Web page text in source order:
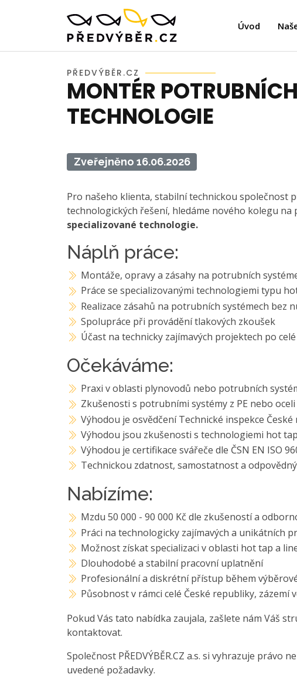
Úvod
PŘEDVÝBĚR.CZ
MONTÉR
TECHNOLOGIE
Zveřejněno 16.06.2026
Pro našeho klienta, stabilní technickou společnost
technologických řešení, hledáme nového kolegu na
specializované technologie.
Náplň práce:
Montáže, opravy a zásahy na potrubních
Práce se specializovanými technologiemi typu
Realizace zásahů na potrubních systémech bez
Spolupráce při provádění tlakových zkoušek
Účast na technicky zajímavých projektech po
Očekáváme:
Praxi v oblasti plynovodů nebo potrubních
Zkušenosti s potrubními systémy z PE nebo oceli
Výhodou je osvědčení Technické inspekce
Výhodou jsou zkušenosti s technologiemi hot
Výhodou je certifikace svářeče dle ČSN EN ISO
Technickou zdatnost, samostatnost a
Nabízíme:
Mzdu 50 000 - 90 000 Kč dle zkušeností a
Práci na technologicky zajímavých a unikátních
Možnost získat specializaci v oblasti hot tap a
Dlouhodobé a stabilní pracovní uplatnění
Profesionální a diskrétní přístup během
Působnost v rámci celé České republiky,
Pokud Vás tato nabídka zaujala, zašlete nám Váš
kontaktovat.
Společnost PŘEDVÝBĚR.CZ a.s. si vyhrazuje
uvedené požadavky.